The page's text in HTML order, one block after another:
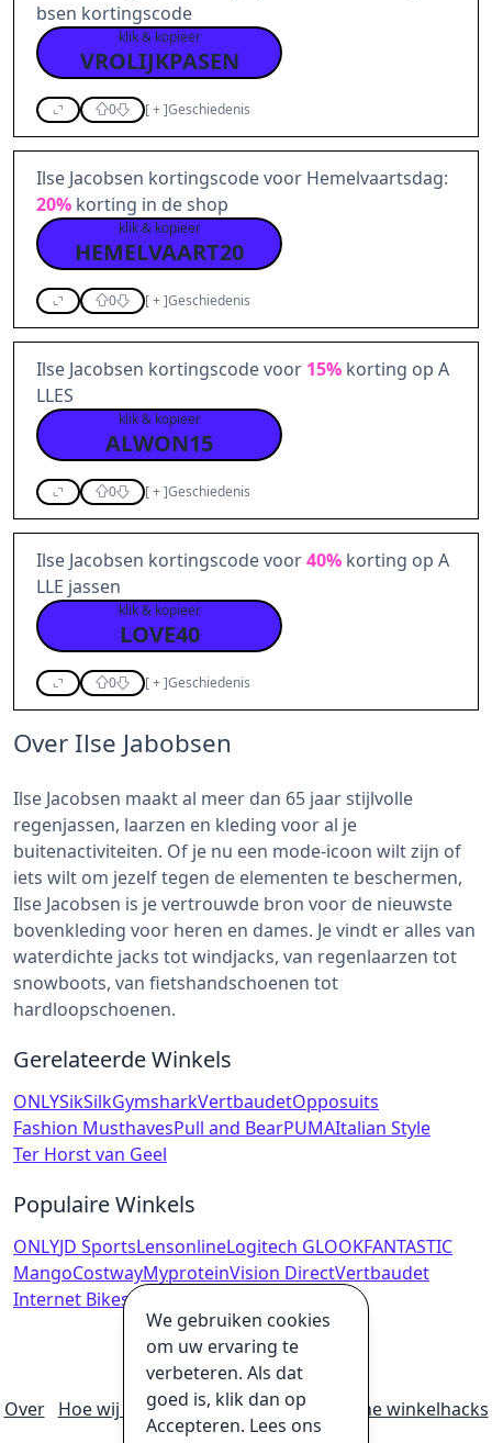
bsen kortingscode
klik & kopieer
VROLIJKPASEN
0 [+]Geschiedenis
Ilse Jacobsen kortingscode voor Hemelvaartsdag:
20% korting in de shop
klik & kopieer
HEMELVAART20
0 [+]Geschiedenis
Ilse Jacobsen kortingscode voor 15% korting op A
LLES
klik & kopieer
ALWON15
0 [+]Geschiedenis
Ilse Jacobsen kortingscode voor40% korting op A
LLE jassen
klik & kopieer
LOVE40
0 [+]Geschiedenis
Over Ilse Jabobsen
Ilse Jacobsen maakt al meer dan 65 jaar stijlvolle
regenjassen, laarzen en kleding voor al je
buitenactiviteiten. Of je nu een mode-icoon wilt zijn of
iets wilt om jezelf tegen de elementen te beschermen,
Ilse Jacobsen is je vertrouwde bron voor de nieuwste
bovenkleding voor heren en dames. Je vindt er alles van
waterdichte jacks tot windjacks, van regenlaarzen tot
snowboots, van fietshandschoenen tot
hardloopschoenen.
Gerelateerde Winkels
ONLYSikSilkGymsharkVertbaudetOpposuits
Fashion MusthavesPull and BearPUMAItalian Style
Ter Horst van Geel
Populaire Winkels
ONLYJD SportsLensonlineLogitech GLOOKFANTASTIC
MangoCostwayMyproteinVision DirectVertbaudet
Internet BikesTransIP
Over Hoe wij geld verdienen
Ultieme online winkelhacks
We gebruiken cookies
om uw ervaring te
verbeteren. Als dat
goed is, klik dan op
Accepteren. Lees ons